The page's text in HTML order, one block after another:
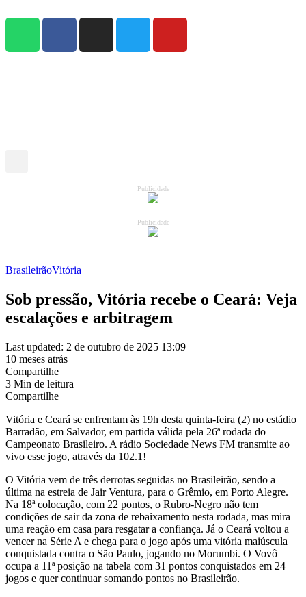
Publicidade
Publicidade
BrasileirãoVitória
Sob pressão, Vitória recebe o Ceará: Veja
escalações e arbitragem
Last updated: 2 de outubro de 2025 13:09
10 meses atrás
Compartilhe
3 Min de leitura
Compartilhe
Vitória e Ceará se enfrentam às 19h desta quinta-feira (2) no estádio
Barradão, em Salvador, em partida válida pela 26ª rodada do
Campeonato Brasileiro. A rádio Sociedade News FM transmite ao
vivo esse jogo, através da 102.1!
O Vitória vem de três derrotas seguidas no Brasileirão, sendo a
última na estreia de Jair Ventura, para o Grêmio, em Porto Alegre.
Na 18ª colocação, com 22 pontos, o Rubro-Negro não tem
condições de sair da zona de rebaixamento nesta rodada, mas mira
uma reação em casa para resgatar a confiança. Já o Ceará voltou a
vencer na Série A e chega para o jogo após uma vitória maiúscula
conquistada contra o São Paulo, jogando no Morumbi. O Vovô
ocupa a 11ª posição na tabela com 31 pontos conquistados em 24
jogos e quer continuar somando pontos no Brasileirão.